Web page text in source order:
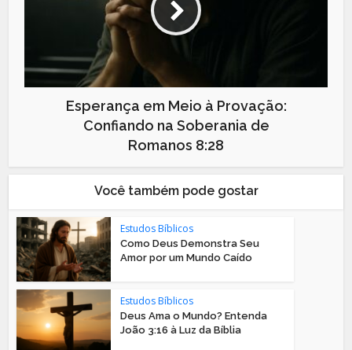
Esperança em Meio à Provação:
Confiando na Soberania de
Romanos 8:28
Você também pode gostar
Estudos Bíblicos
Como Deus Demonstra Seu
Amor por um Mundo Caído
Estudos Bíblicos
Deus Ama o Mundo? Entenda
João 3:16 à Luz da Bíblia